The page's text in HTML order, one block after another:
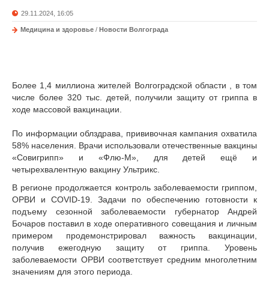
29.11.2024, 16:05
Медицина и здоровье / Новости Волгограда
Более 1,4 миллиона жителей Волгоградской области , в том
числе более 320 тыс. детей, получили защиту от гриппа в
ходе массовой вакцинации.
По информации облздрава, прививочная кампания охватила
58% населения. Врачи использовали отечественные вакцины
«Совигрипп» и «Флю-М», для детей ещё и
четырехвалентную вакцину Ультрикс.
В регионе продолжается контроль заболеваемости гриппом,
ОРВИ и COVID-19. Задачи по обеспечению готовности к
подъему сезонной заболеваемости губернатор Андрей
Бочаров поставил в ходе оперативного совещания и личным
примером продемонстрировал важность вакцинации,
получив ежегодную защиту от гриппа. Уровень
заболеваемости ОРВИ соответствует средним многолетним
значениям для этого периода.